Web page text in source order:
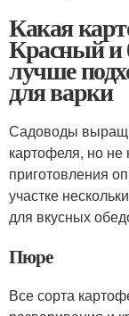
Какая
Красный и
лучше
для варки
Садоводы
картофеля, но
приготовления
участке
для вкусных
Пюре
Все сорта